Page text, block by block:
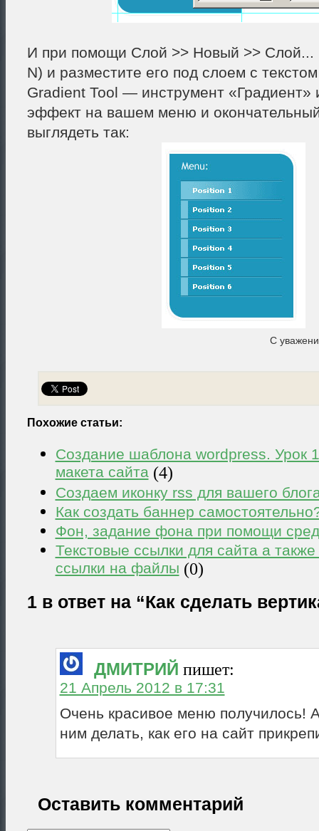
И при помощи Слой >> Новый >> Слой...
N) и разместите его под слоем с
Gradient Tool — инструмент «Градиент»
эффект на вашем меню и окончательный
выглядеть так:
С
Похожие статьи:
Создание шаблона wordpress. Урок
макета сайта(4)
Создаем иконку rss для вашего
Как создать баннер
Фон, задание фона при помощи
Текстовые ссылки для сайта а также
ссылки на файлы (0)
1 в ответ на “Как сделать
ДМИТРИЙ пишет:
21 Апрель 2012 в 17:31
Очень красивое меню получилось!
ним делать, как его на сайт
Оставить комментарий